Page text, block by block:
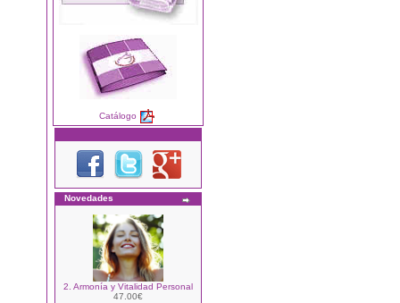
Catálogo
Novedades
2. Armonía y Vitalidad Personal
47.00€